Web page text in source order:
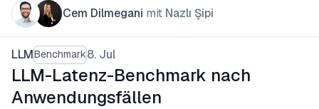
Cem Dilmegani mit Nazlı Şipi
LLMBenchmark8. Jul
LLM-Latenz-Benchmark nach
Anwendungsfällen